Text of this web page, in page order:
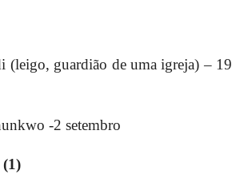
(leigo, guardião de uma igreja) – 19
-2 setembro